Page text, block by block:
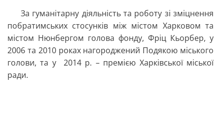
За гуманітарну діяльність та роботу зі зміцнення
побратимських стосунків між містом Харковом та
містом Нюнбергом голова фонду, Фріц Кьорбер, у
2006 та 2010 роках нагороджений Подякою міського
голови, та у 2014 р. – премією Харківської міської
ради.